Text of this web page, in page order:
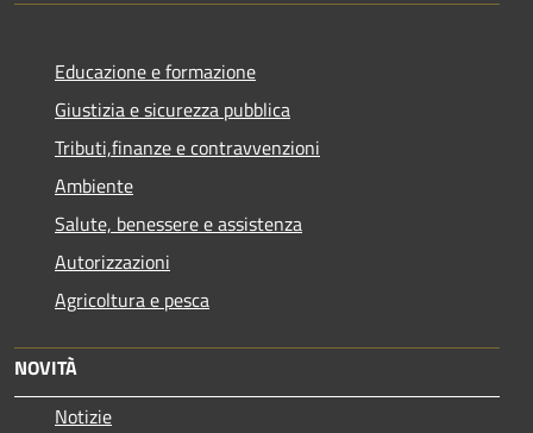
Educazione e formazione
Giustizia e sicurezza pubblica
Tributi,finanze e contravvenzioni
Ambiente
Salute, benessere e assistenza
Autorizzazioni
Agricoltura e pesca
NOVITÀ
Notizie